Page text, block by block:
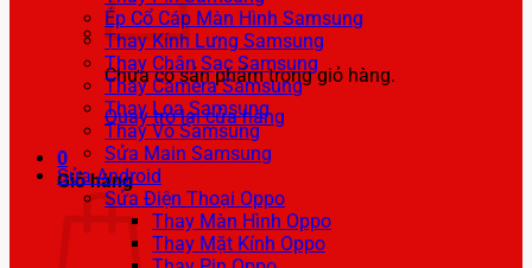
Chưa có sản phẩm trong giỏ hàng.
Quay trở lại cửa hàng
0
Giỏ hàng
Ép Cổ Cáp Màn Hình Samsung
Thay Kính Lưng Samsung
Thay Chân Sạc Samsung
Thay Camera Samsung
Thay Loa Samsung
Thay Vỏ Samsung
Sửa Main Samsung
Sửa Android
Sửa Điện Thoại Oppo
Thay Màn Hình Oppo
Thay Mặt Kính Oppo